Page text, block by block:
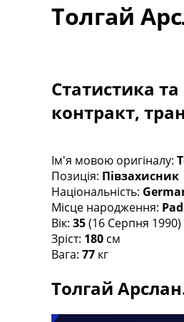
Турніри
Чемпіонат
Англія.
Іспанія. Ла
Ще Турніри
Чемпіонат
Таблиця УПЛ
Перша Ліга
Таблиця АПЛ
Таблиця Ла
Таблиця Ліги
Рейтинг
Рейтинг
Рейтинг ФІФА
Толгай
Статистика
контракт,
Ім'я мовою оригіналу:
Позиція: Півзахисник
Національність:
Місце народження:
Вік: 35(16 Серпня 1990)
Зріст: 180 см
Вага: 77 кг
Толгай